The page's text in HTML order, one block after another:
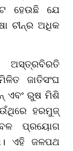
ହେଉଛି ଯେ
ଚୀନ୍ର ଅଧିକ
ଅସ୍ତ୍ରବିରତି
ଜାତିସଂଘ
ଏବଂ ରୁଷ ମିଶି
ହରମୁଜ୍
ପ୍ରୟୋଗ
ଏହି ଜଳପଥ